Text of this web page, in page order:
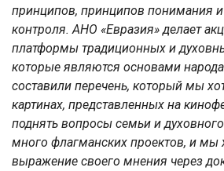
принципов, принципов понимания
контроля. АНО «Евразия» делает
платформы традиционных и
которые являются основами
составили перечень, который мы
картинах, представленных на
поднять вопросы семьи и
много флагманских проектов, и мы
выражение своего мнения через